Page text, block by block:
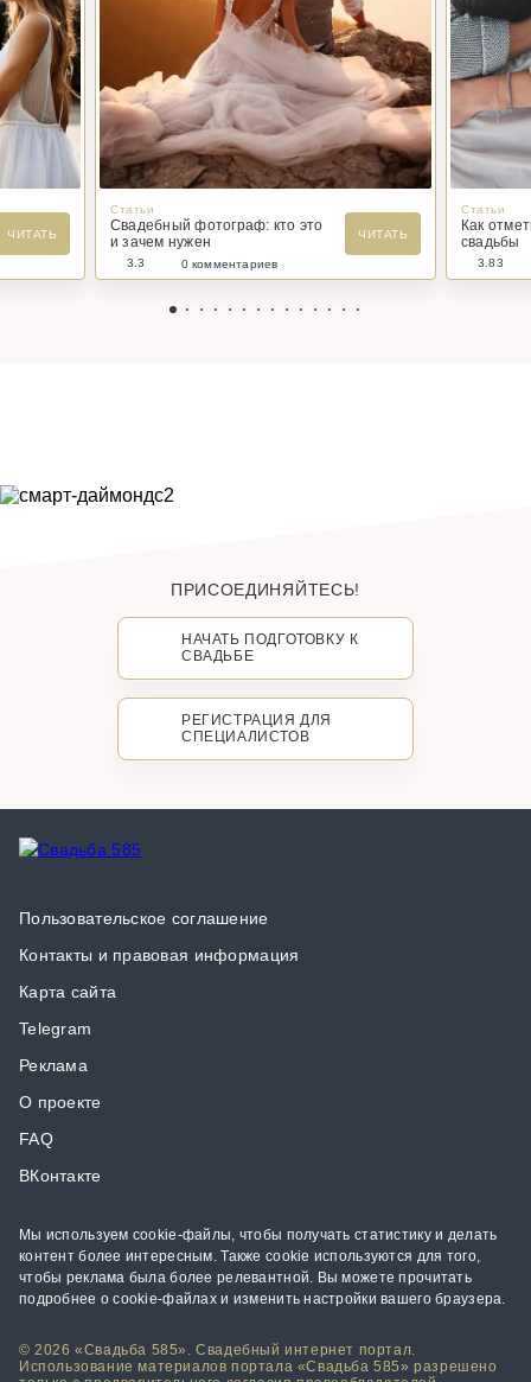
ЧИТАТЬ
Статьи
Свадебный фотограф: кто это
и зачем нужен
ЧИТАТЬ
3.3 0 комментариев
Статьи
Как
свадьбы
3.83
ПРИСОЕДИНЯЙТЕСЬ!
НАЧАТЬ ПОДГОТОВКУ К
СВАДЬБЕ
РЕГИСТРАЦИЯ ДЛЯ
СПЕЦИАЛИСТОВ
Пользовательское соглашение
Контакты и правовая информация
Карта сайта
Telegram
Реклама
О проекте
FAQ
ВКонтакте
Мы используем cookie-файлы, чтобы получать статистику и делать
контент более интересным. Также cookie используются для того,
чтобы реклама была более релевантной. Вы можете прочитать
подробнее о cookie-файлах и изменить настройки вашего браузера.
© 2026 «Свадьба 585». Свадебный интернет портал.
Использование материалов портала «Свадьба 585» разрешено